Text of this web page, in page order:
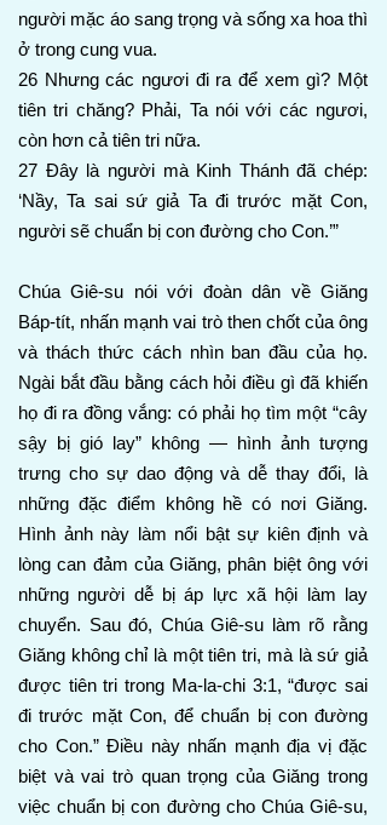
người mặc áo sang trọng và sống xa hoa thì
ở trong cung vua.
26 Nhưng các ngươi đi ra để xem gì? Một
tiên tri chăng? Phải, Ta nói với các ngươi,
còn hơn cả tiên tri nữa.
27 Đây là người mà Kinh Thánh đã chép:
‘Nầy, Ta sai sứ giả Ta đi trước mặt Con,
người sẽ chuẩn bị con đường cho Con.’”
Chúa Giê-su nói với đoàn dân về Giăng
Báp-tít, nhấn mạnh vai trò then chốt của ông
và thách thức cách nhìn ban đầu của họ.
Ngài bắt đầu bằng cách hỏi điều gì đã khiến
họ đi ra đồng vắng: có phải họ tìm một “cây
sậy bị gió lay” không — hình ảnh tượng
trưng cho sự dao động và dễ thay đổi, là
những đặc điểm không hề có nơi Giăng.
Hình ảnh này làm nổi bật sự kiên định và
lòng can đảm của Giăng, phân biệt ông với
những người dễ bị áp lực xã hội làm lay
chuyển. Sau đó, Chúa Giê-su làm rõ rằng
Giăng không chỉ là một tiên tri, mà là sứ giả
được tiên tri trong Ma-la-chi 3:1, “được sai
đi trước mặt Con, để chuẩn bị con đường
cho Con.” Điều này nhấn mạnh địa vị đặc
biệt và vai trò quan trọng của Giăng trong
việc chuẩn bị con đường cho Chúa Giê-su,